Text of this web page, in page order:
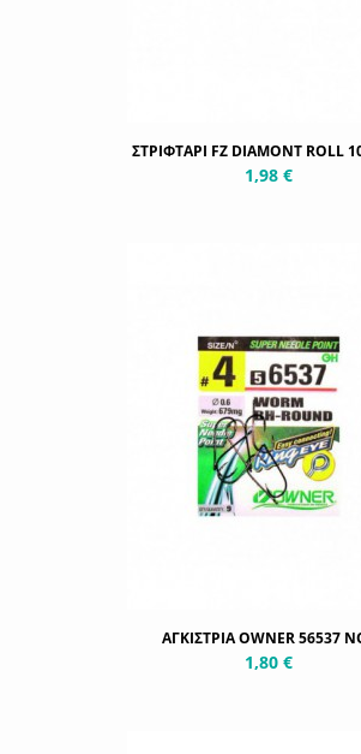
ΣΤΡΙΦΤΑΡΙ FZ DIAMONT ROLL
1,98 €
ΑΓΚΙΣΤΡΙΑ OWNER 56537
1,80 €